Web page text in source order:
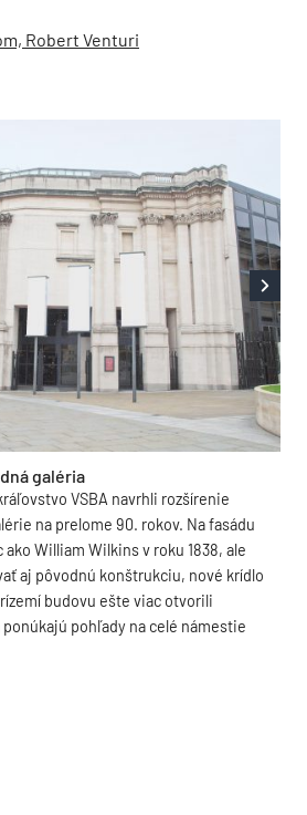
Robert Venturi
galéria
VSBA navrhli rozšírenie
na prelome 90. rokov. Na fasádu
William Wilkins v roku 1838, ale
aj pôvodnú konštrukciu, nové krídlo
budovu ešte viac otvorili
pohľady na celé námestie